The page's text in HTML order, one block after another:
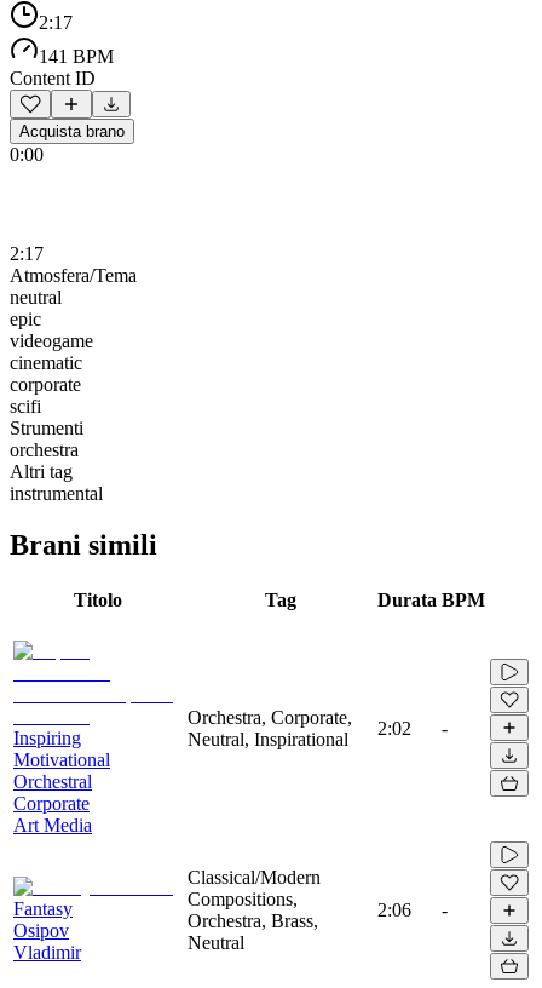
2:17
141 BPM
Content ID
Acquista brano
0:00
2:17
Atmosfera/Tema
neutral
epic
videogame
cinematic
corporate
scifi
Strumenti
orchestra
Altri tag
instrumental
Brani simili
Titolo Tag Durata BPM
Inspiring
Motivational
Orchestral
Corporate
Art Media
Orchestra, Corporate,
Neutral, Inspirational
2:02 -
Fantasy
Osipov
Vladimir
Classical/Modern
Compositions,
Orchestra, Brass,
Neutral
2:06 -